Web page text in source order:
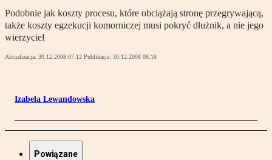
Podobnie jak koszty procesu, które obciążają stronę przegrywającą,
także koszty egzekucji komorniczej musi pokryć dłużnik, a nie jego
wierzyciel
Aktualizacja: 30.12.2008 07:12 Publikacja: 30.12.2008 06:16
Izabela Lewandowska
Powiązane